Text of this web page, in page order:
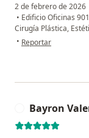
2 de febrero de 2026
• Edificio Oficinas
Cirugía Plástica,
• en opinión del
Reportar
Bayron